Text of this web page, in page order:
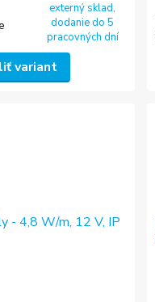
externý sklad,
dodanie do 5
pracovných dní
variant